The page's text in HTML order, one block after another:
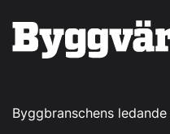
Byggbranschens